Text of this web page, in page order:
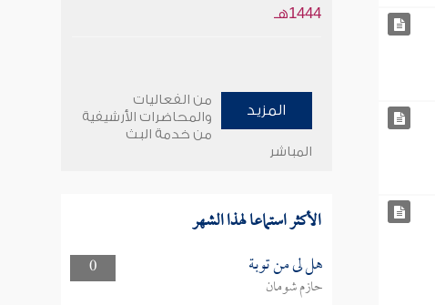
1444هـ
المزيد
من الفعاليات
والمحاضرات الأرشيفية
من خدمة البث
المباشر
الأكثر استماعا لهذا الشهر
0 هل لى من توبة
حازم شومان